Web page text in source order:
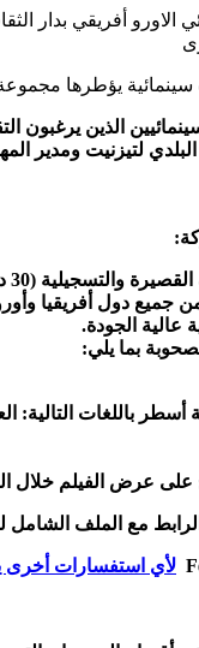
يؤطرها
الذين
لتيزنيت ومدير
دقيقة أو أقل حسب تصنيف المهرجان).
جميع دول أفريقيا
عالية الجودة.
بما يلي:
باللغات التالية:
على عرض الفيلم خلال
مع الملف الشامل
لأي استفسارات أخرى